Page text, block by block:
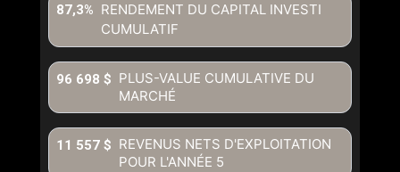
conditions d'utilisation et vous nous fournissez l'autorisation écrite de
communiquer avec vous.
RENDEMENT DU CAPITAL INVESTI
CUMULATIF
87,3%
PLUS-VALUE CUMULATIVE DU
MARCHÉ
96 698 $
REVENUS NETS D'EXPLOITATION
POUR L'ANNÉE 5
11 557 $